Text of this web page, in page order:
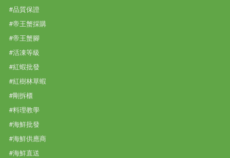
#品質保證
#帝王蟹採購
#帝王蟹腳
#活凍等級
#紅蝦批發
#紅樹林草蝦
#剛拆櫃
#料理教學
#海鮮批發
#海鮮供應商
#海鮮直送